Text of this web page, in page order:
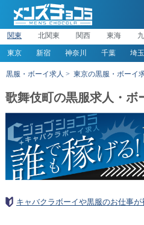
関東 北関東 関西 東海
東京 新宿 神奈川 千葉 埼玉
黒服・ボーイ求人 東京の黒服・ボーイ
歌舞伎町の黒服求人・ボ
キャバクラボーイや黒服のお仕事が